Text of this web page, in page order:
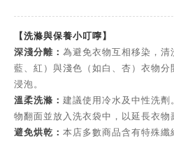
【洗滌與保養小叮嚀】
深淺分離： 為避免衣物互相移染，清
藍、紅）與淺色（如白、杏）衣物
浸泡。
溫柔洗滌： 建議使用冷水及中性洗
物翻面並放入洗衣袋中，以延長衣物
避免烘乾： 本店多數商品含有特殊